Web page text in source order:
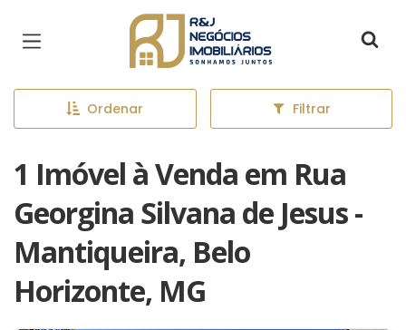
Página inicial
Ordenar Filtrar
1 Imóvel à Venda em Rua
Georgina Silvana de Jesus -
Mantiqueira, Belo
Horizonte, MG